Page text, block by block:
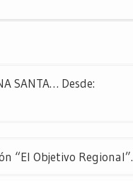
SANTA… Desde:
“El Objetivo Regional”.